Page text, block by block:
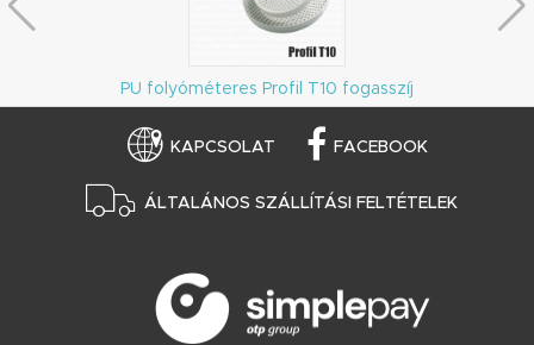
PU folyóméteres Profil T10 fogasszíj
KAPCSOLAT FACEBOOK
ÁLTALÁNOS SZÁLLÍTÁSI FELTÉTELEK